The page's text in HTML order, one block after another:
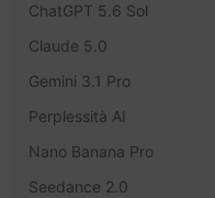
ChatGPT 5.6 Sol
Claude 5.0
Gemini 3.1 Pro
Perplessità AI
Nano Banana Pro
Seedance 2.0